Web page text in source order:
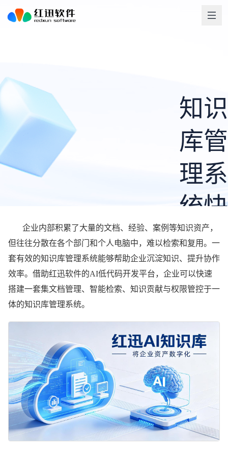
知识
库管
理系
统快
速搭
建方
案，
红迅
AI低
代码
平台
企业内部积累了大量的文档、经验、案例等知识资产，
但往往分散在各个部门和个人电脑中，难以检索和复用。一
套有效的知识库管理系统能够帮助企业沉淀知识、提升协作
效率。借助红迅软件的AI低代码开发平台，企业可以快速
搭建一套集文档管理、智能检索、知识贡献与权限管控于一
体的知识库管理系统。